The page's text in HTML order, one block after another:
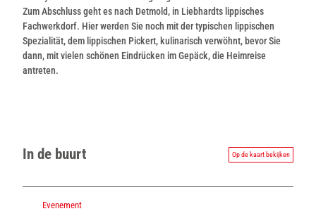
Zum Abschluss geht es nach Detmold, in Liebhardts lippisches
Fachwerkdorf. Hier werden Sie noch mit der typischen lippischen
Spezialität, dem lippischen Pickert, kulinarisch verwöhnt, bevor Sie
dann, mit vielen schönen Eindrücken im Gepäck, die Heimreise
antreten.
In de buurt Op de kaart bekijken
Evenement